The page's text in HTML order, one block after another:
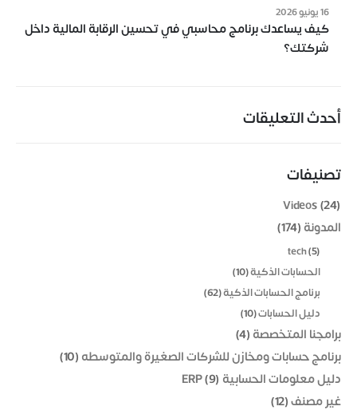
كيف يساعدك برنامج محاسبي في تحسين الرقابة المالية داخل
شركتك؟
16 يونيو 2026
أحدث التعليقات
تصنيفات
Videos(24)
المدونة (174)
tech(5)
الحسابات الذكية(10)
برنامج الحسابات الذكية(62)
دليل الحسابات(10)
برامجنا المتخصصة (4)
برنامج حسابات ومخازن للشركات الصغيرة والمتوسطه (10)
دليل معلومات الحسابية ERP (9)
غير مصنف(12)
الصناعات الصغيرة
منظومة الفاتورة الإلكترونية
مطابع الاوفسيت والفلكسو
تواصل معنا
مدينة نصر، ميدان الساعة، 26 شارع النزهة، مكتب رقم 63
تليفون : 01149996875
بريد الكتروني : info@vokoerp.com
روابط التواصل
VokoERP © 2023. All Rights Reserved. Owned by BUSINESS FORCE